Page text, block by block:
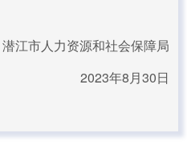
江市人力资源和社会保障局
2023年8月30日